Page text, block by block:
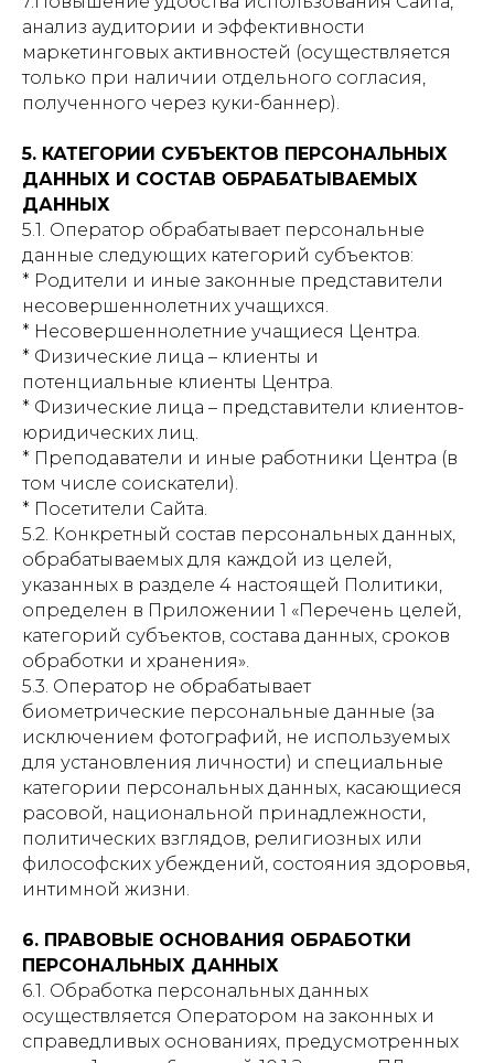
анализ аудитории и эффективности
маркетинговых активностей (осуществляется
только при наличии отдельного согласия,
полученного через куки-баннер).
5. КАТЕГОРИИ СУБЪЕКТОВ ПЕРСОНАЛЬНЫХ
ДАННЫХ И СОСТАВ ОБРАБАТЫВАЕМЫХ
ДАННЫХ
5.1. Оператор обрабатывает персональные
данные следующих категорий субъектов:
* Родители и иные законные представители
несовершеннолетних учащихся.
* Несовершеннолетние учащиеся Центра.
* Физические лица – клиенты и
потенциальные клиенты Центра.
* Физические лица – представители клиентов-
юридических лиц.
* Преподаватели и иные работники Центра (в
том числе соискатели).
* Посетители Сайта.
5.2. Конкретный состав персональных данных,
обрабатываемых для каждой из целей,
указанных в разделе 4 настоящей Политики,
определен в Приложении 1 «Перечень целей,
категорий субъектов, состава данных, сроков
обработки и хранения».
5.3. Оператор не обрабатывает
биометрические персональные данные (за
исключением фотографий, не используемых
для установления личности) и специальные
категории персональных данных, касающиеся
расовой, национальной принадлежности,
политических взглядов, религиозных или
философских убеждений, состояния здоровья,
интимной жизни.
6. ПРАВОВЫЕ ОСНОВАНИЯ ОБРАБОТКИ
ПЕРСОНАЛЬНЫХ ДАННЫХ
6.1. Обработка персональных данных
осуществляется Оператором на законных и
справедливых основаниях, предусмотренных